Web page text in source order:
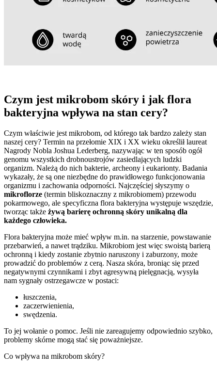
Czym jest mikrobom skóry i jak flora
bakteryjna wpływa na stan cery?
Czym właściwie jest mikrobom, od którego tak bardzo zależy stan
naszej cery? Termin na przełomie XIX i XX wieku określił laureat
Nagrody Nobla Joshua Lederberg, nazywając w ten sposób ogół
genomu wszystkich drobnoustrojów zasiedlających ludzki
organizm. Należą do nich bakterie, archeony i eukarionty. Badania
wykazały, że są one niezbędne do prawidłowego funkcjonowania
organizmu i zachowania odporności. Najczęściej słyszymy o
mikroflorze (termin bliskoznaczny z mikrobiomem) przewodu
pokarmowego, ale specyficzna flora bakteryjna występuje wszędzie,
tworząc także żywą barierę ochronną skóry unikalną dla
każdego człowieka.
Flora bakteryjna może mieć wpływ m.in. na starzenie, powstawanie
przebarwień, a nawet trądziku. Mikrobiom jest więc swoistą barierą
ochronną i kiedy zostanie zbytnio naruszony i zaburzony, może
prowadzić do problemów z cerą. Nasza skóra, broniąc się przed
negatywnymi czynnikami i zbyt agresywną pielęgnacją, wysyła
nam sygnały ostrzegawcze w postaci:
łuszczenia,
zaczerwienienia,
swędzenia.
To jej wołanie o pomoc. Jeśli nie zareagujemy odpowiednio szybko,
problemy skórne mogą stać się poważniejsze.
Co wpływa na mikrobom skóry?